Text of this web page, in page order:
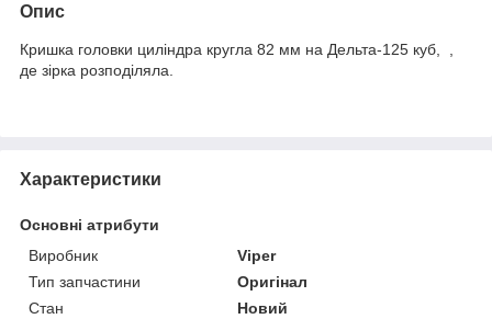
Опис
Кришка головки циліндра кругла 82 мм на Дельта-125 куб, ,
де зірка розподіляла.
Характеристики
Основні атрибути
Виробник
Viper
Тип запчастини
Оригінал
Стан
Новий